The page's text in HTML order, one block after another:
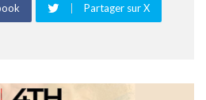
Partager sur X